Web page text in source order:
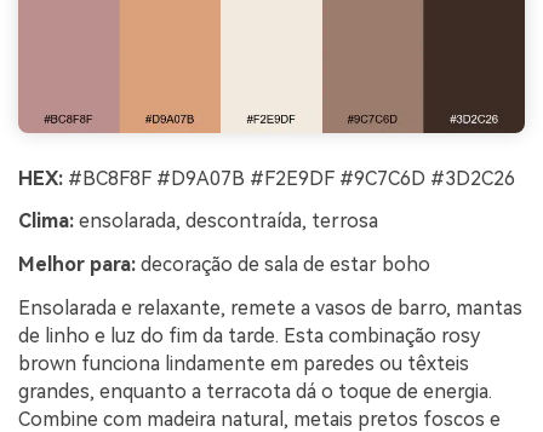
HEX: #BC8F8F #D9A07B #F2E9DF #9C7C6D #3D2C26
Clima: ensolarada, descontraída, terrosa
Melhor para: decoração de sala de estar boho
Ensolarada e relaxante, remete a vasos de barro, mantas
de linho e luz do fim da tarde. Esta combinação rosy
brown funciona lindamente em paredes ou têxteis
grandes, enquanto a terracota dá o toque de energia.
Combine com madeira natural, metais pretos foscos e